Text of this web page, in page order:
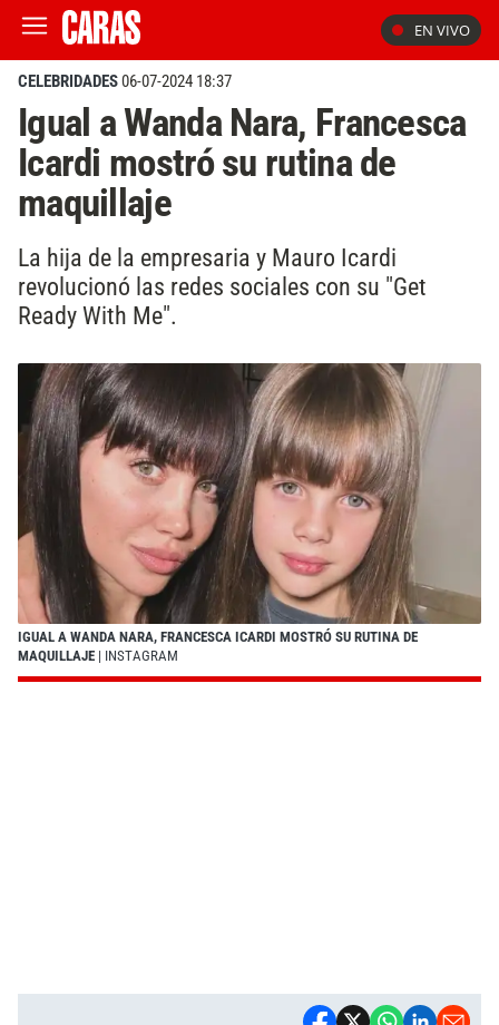
EN VIVO
CELEBRIDADES06-07-2024 18:37
Igual a Wanda Nara, Francesca
Icardi mostró su rutina de
maquillaje
La hija de la empresaria y Mauro Icardi
revolucionó las redes sociales con su "Get
Ready With Me".
IGUAL A WANDA NARA, FRANCESCA ICARDI MOSTRÓ SU RUTINA DE
MAQUILLAJE | INSTAGRAM